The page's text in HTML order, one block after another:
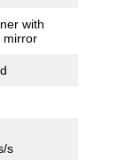
with
mirror
s